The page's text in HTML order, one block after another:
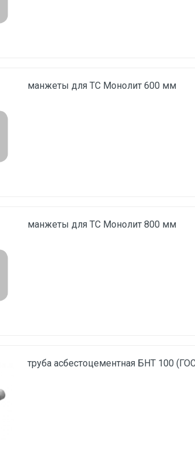
манжеты для ТС Монолит 600 мм
манжеты для ТС Монолит 800 мм
труба асбестоцементная БНТ 100